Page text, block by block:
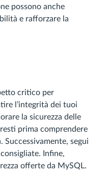
possono anche
e rafforzare la
critico per
l’integrità dei tuoi
la sicurezza delle
prima comprendere
Successivamente, segui
Infine,
offerte da MySQL.